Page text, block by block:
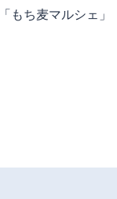
もち麦マルシェ」